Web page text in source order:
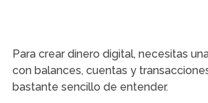
Para crear dinero digital, necesitas
con balances, cuentas y
bastante sencillo de entender.